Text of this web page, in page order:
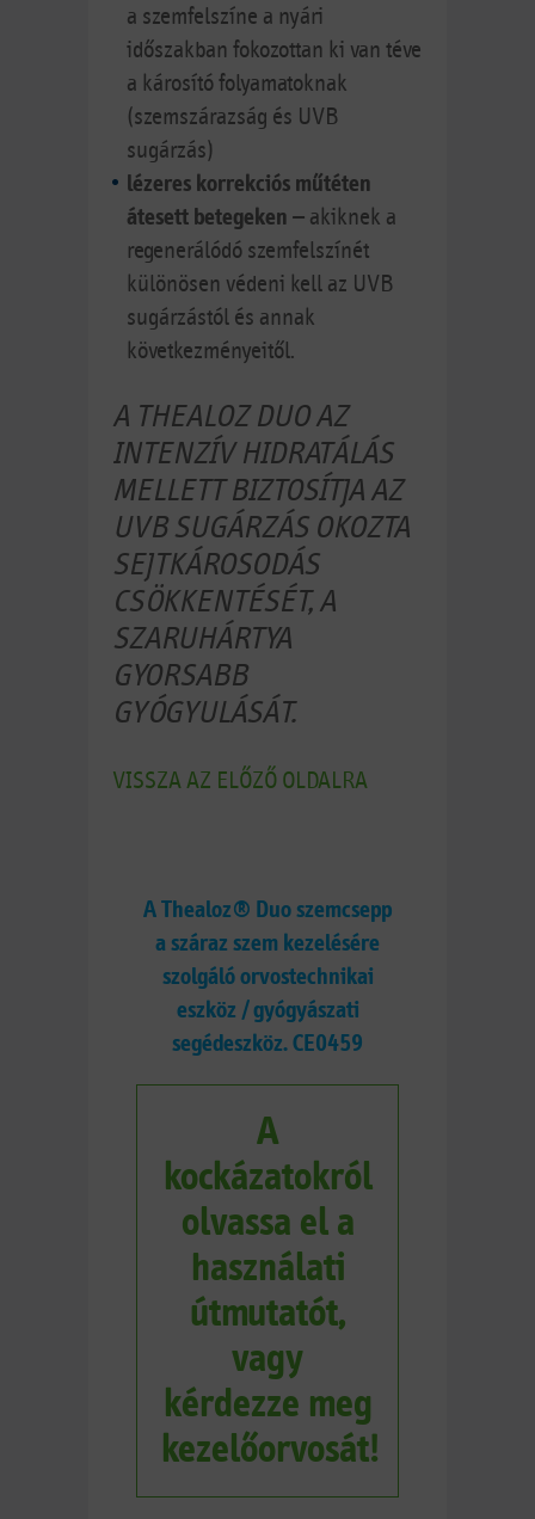
a szemfelszíne a nyári
időszakban fokozottan ki van téve
a károsító folyamatoknak
(szemszárazság és UVB
sugárzás)
lézeres korrekciós műtéten
átesett betegeken – akiknek a
regenerálódó szemfelszínét
különösen védeni kell az UVB
sugárzástól és annak
következményeitől.
A THEALOZ DUO AZ
INTENZÍV HIDRATÁLÁS
MELLETT BIZTOSÍTJA AZ
UVB SUGÁRZÁS OKOZTA
SEJTKÁROSODÁS
CSÖKKENTÉSÉT, A
SZARUHÁRTYA
GYORSABB
GYÓGYULÁSÁT.
VISSZA AZ ELŐZŐ OLDALRA
A Thealoz® Duo szemcsepp
a száraz szem kezelésére
szolgáló orvostechnikai
eszköz / gyógyászati
segédeszköz. CE0459
A
kockázatokról
olvassa el a
használati
útmutatót,
vagy
kérdezze meg
kezelőorvosát!